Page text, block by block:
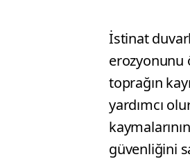
İstinat
erozyonunu
toprağın
yardımcı
güvenliğini